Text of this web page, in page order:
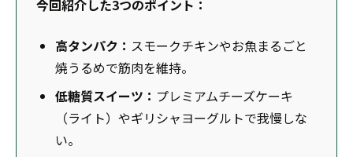
今回紹介した3つのポイント：
高タンパク： スモークチキンやお魚まるごと
焼うるめで筋肉を維持。
低糖質スイーツ： プレミアムチーズケーキ
（ライト）やギリシャヨーグルトで我慢しな
い。